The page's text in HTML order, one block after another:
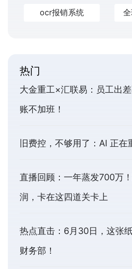
ocr报销系统
热门
大金重工×汇联易：员工出
账不加班！
旧费控，不够用了：AI 正在
直播回顾：一年蒸发700万
润，卡在这四道关卡上
热点直击：6月30日，这张
财务部！